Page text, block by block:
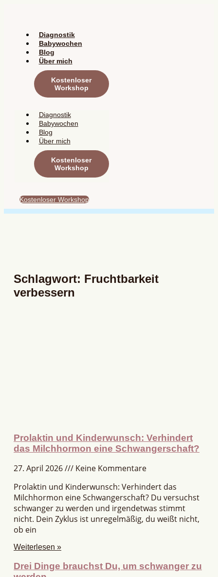
Diagnostik
Babywochen
Blog
Über mich
Kostenloser
Workshop
Diagnostik
Babywochen
Blog
Über mich
Kostenloser
Workshop
Kostenloser Workshop
Schlagwort: Fruchtbarkeit
verbessern
Prolaktin und Kinderwunsch: Verhindert
das Milchhormon eine Schwangerschaft?
27. April 2026
Keine Kommentare
Prolaktin und Kinderwunsch: Verhindert das
Milchhormon eine Schwangerschaft? Du versuchst
schwanger zu werden und irgendetwas stimmt
nicht. Dein Zyklus ist unregelmäßig, du weißt nicht,
ob ein
Weiterlesen »
Drei Dinge brauchst Du, um schwanger zu